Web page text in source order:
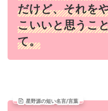
だけど、それを
こいいと思うこ
て。
星野源の短い名言/言葉